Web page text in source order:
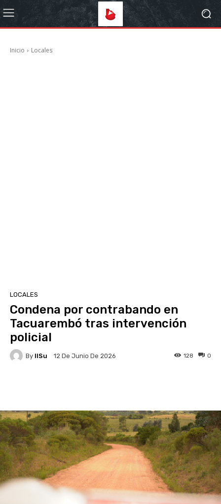
Inicio Locales
LOCALES
Condena por contrabando en
Tacuarembó tras intervención
policial
By IlSu 12 De Junio De 2026 0
128